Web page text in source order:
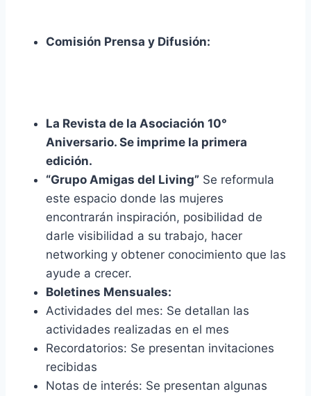
Comisión Prensa y Difusión:
La Revista de la Asociación 10°
Aniversario. Se imprime la primera
edición.
“Grupo Amigas del Living” Se reformula
este espacio donde las mujeres
encontrarán inspiración, posibilidad de
darle visibilidad a su trabajo, hacer
networking y obtener conocimiento que las
ayude a crecer.
Boletines Mensuales:
Actividades del mes: Se detallan las
actividades realizadas en el mes
Recordatorios: Se presentan invitaciones
recibidas
Notas de interés: Se presentan algunas